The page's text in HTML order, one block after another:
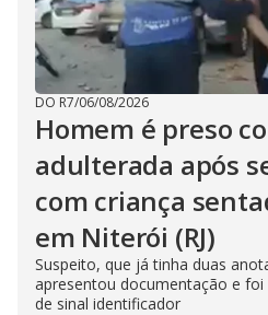
DO R7/06/08/2026
Homem é preso
adulterada após
com criança
em Niterói (RJ)
Suspeito, que já tinha duas
apresentou documentação e
de sinal identificador